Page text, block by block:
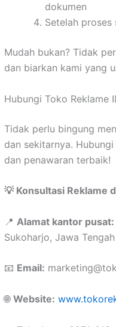
dokumen
Setelah proses
Mudah bukan? Tidak
dan biarkan kami yang
Hubungi Toko Reklame
Tidak perlu bingung
dan sekitarnya. Hubungi
dan penawaran terbaik!
💡 Konsultasi Reklame
📍 Alamat kantor pusat:
Sukoharjo, Jawa Tengah
📧 Email:
🌐 Website: